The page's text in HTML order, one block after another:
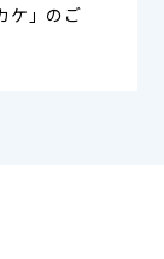
ケ」のご